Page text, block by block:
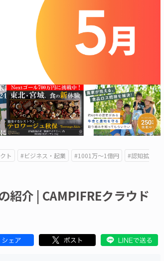
ト #ビジネス・起業 #1001万〜1億円
#認知拡
紹介 | CAMPIFREクラウド